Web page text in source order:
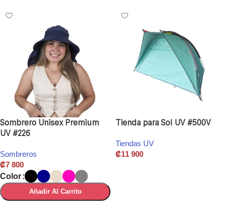
Sombrero Unisex Premium
UV #226
Sombreros
₡7 800
Color
Añadir Al Carrito
Tienda para Sol UV #500V
Tiendas UV
₡11 900